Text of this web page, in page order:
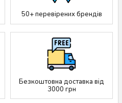
50+ перевірених брендів
Безкоштовна доставка від
3000 грн